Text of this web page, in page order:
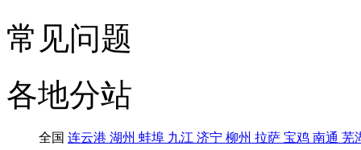
常见问题
各地分站
全国 连云港 湖州 蚌埠 九江 济宁 柳州 拉萨 宝鸡 南通 芜